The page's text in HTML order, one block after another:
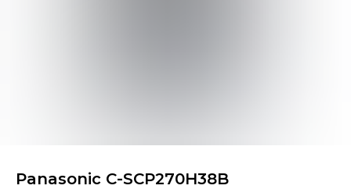
Panasonic C-SCP270H38B